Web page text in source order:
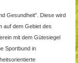
Gesundheit”. Diese wird
auf dem Gebiet des
mit dem Gütesiegel
Sportbund in